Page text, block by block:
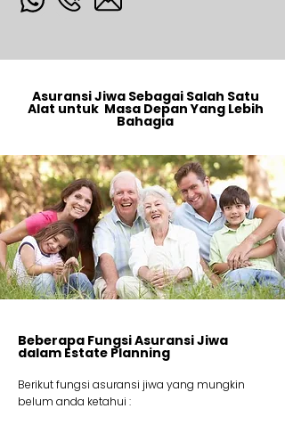
Asuransi Jiwa Sebagai Salah Satu
Alat untuk Masa Depan Yang Lebih
Bahagia
Beberapa Fungsi Asuransi Jiwa
dalam Estate Planning
Berikut fungsi asuransi jiwa yang mungkin
belum anda ketahui :